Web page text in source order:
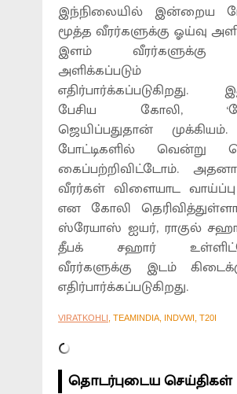
இந்நிலையில் இன்றைய
மூத்த வீரர்களுக்கு ஓய்வு
இளம் வீரர்களுக்கு
எதிர்பார்க்கப்படுகிறது.
பேசிய கோலி,
ஜெயிப்பதுதான்
போட்டிகளில் வென்று
கைப்பற்றிவிட்டோம்.
வீரர்கள் விளையாட
என கோலி
ஸ்ரேயாஸ் ஐயர், ராகுல்
தீபக் சஹார்
வீரர்களுக்கு இடம்
எதிர்பார்க்கப்படுகிறது.
VIRATKOHLI , TEAMINDIA, INDVWI, T20I
தொடர்புடைய செய்திகள்